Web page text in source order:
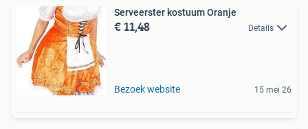
Serveerster kostuum Oranje
€ 11,48 Details
Bezoek website 15 mei 26